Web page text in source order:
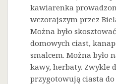
kawiarenka
wczorajszym przez
Można było
domowych ciast,
smalcem. Można było
kawy, herbaty. Zwykle
przygotowują ciasta